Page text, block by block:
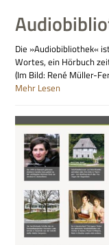
Die »Audiobibliothek«
Wortes, ein Hörbuch
(Im Bild: René Müller-
Mehr Lesen